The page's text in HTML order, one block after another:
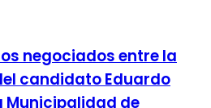
negociados entre la
candidato Eduardo
Municipalidad de